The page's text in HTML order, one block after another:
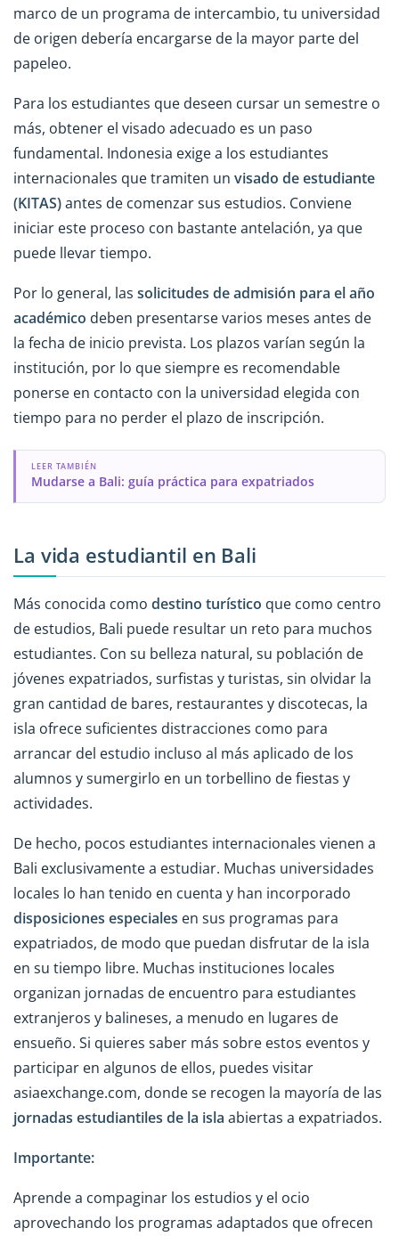
marco de un programa de intercambio, tu universidad
de origen debería encargarse de la mayor parte del
papeleo.
Para los estudiantes que deseen cursar un semestre o
más, obtener el visado adecuado es un paso
fundamental. Indonesia exige a los estudiantes
internacionales que tramiten un visado de estudiante
(KITAS)antes de comenzar sus estudios. Conviene
iniciar este proceso con bastante antelación, ya que
puede llevar tiempo.
Por lo general, las solicitudes de admisión para el año
académico deben presentarse varios meses antes de
la fecha de inicio prevista. Los plazos varían según la
institución, por lo que siempre es recomendable
ponerse en contacto con la universidad elegida con
tiempo para no perder el plazo de inscripción.
LEER TAMBIÉN
Mudarse a Bali: guía práctica para expatriados
La vida estudiantil en Bali
Más conocida como destino turístico que como centro
de estudios, Bali puede resultar un reto para muchos
estudiantes. Con su belleza natural, su población de
jóvenes expatriados, surfistas y turistas, sin olvidar la
gran cantidad de bares, restaurantes y discotecas, la
isla ofrece suficientes distracciones como para
arrancar del estudio incluso al más aplicado de los
alumnos y sumergirlo en un torbellino de fiestas y
actividades.
De hecho, pocos estudiantes internacionales vienen a
Bali exclusivamente a estudiar. Muchas universidades
locales lo han tenido en cuenta y han incorporado
disposiciones especiales en sus programas para
expatriados, de modo que puedan disfrutar de la isla
en su tiempo libre. Muchas instituciones locales
organizan jornadas de encuentro para estudiantes
extranjeros y balineses, a menudo en lugares de
ensueño. Si quieres saber más sobre estos eventos y
participar en algunos de ellos, puedes visitar
asiaexchange.com, donde se recogen la mayoría de las
jornadas estudiantiles de la isla abiertas a expatriados.
Importante:
Aprende a compaginar los estudios y el ocio
aprovechando los programas adaptados que ofrecen